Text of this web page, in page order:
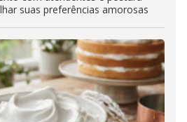
suas preferências amorosas